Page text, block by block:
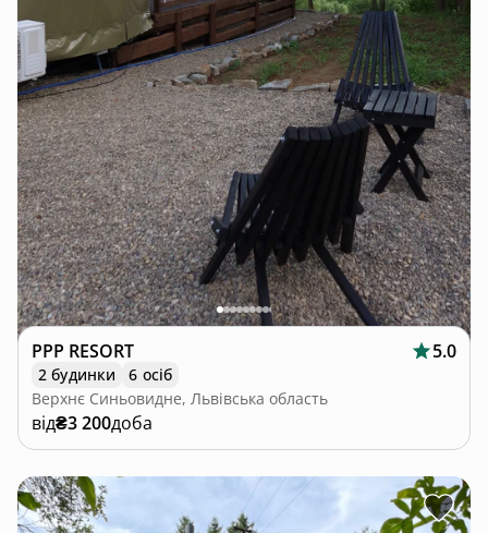
PPP RESORT 5.0
2 будинки
6 осіб
Верхнє Синьовидне, Львівська область
від₴3 200доба